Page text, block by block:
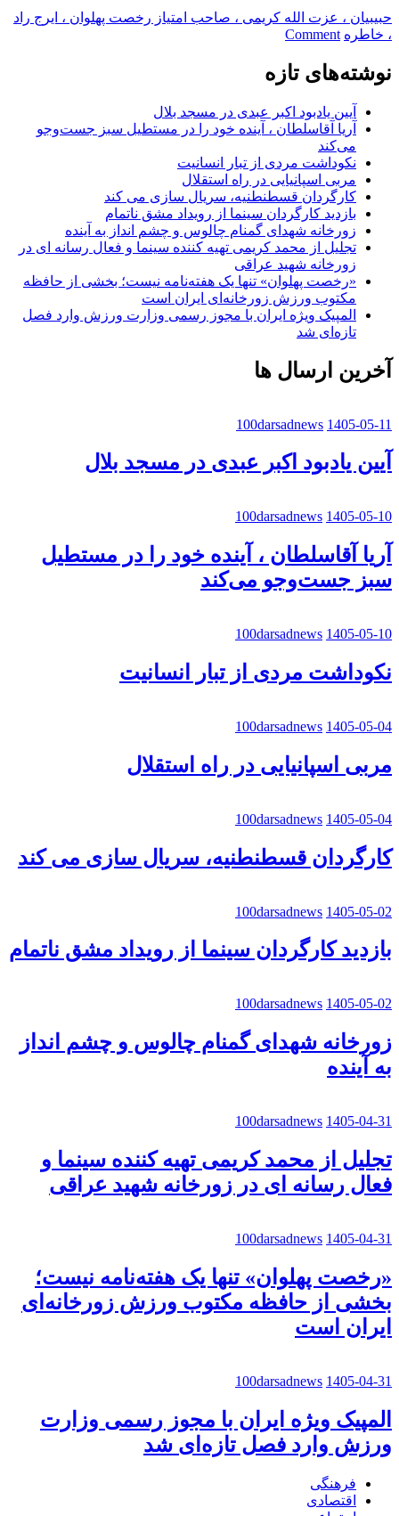
حبیبیان ، عزت الله کریمی ، صاحب امتیاز رخصت پهلوان ، ایرج راد
، خاطره Comment
on
ترک
زبان
در
زمان
به
یاد
پیشکسوتان
باشیم
نوشته‌های تازه
آیین یادبود اکبر عبدی در مسجد بلال
آریا آقاسلطان ، آینده خود را در مستطیل سبز جست‌وجو
می‌کند
نکوداشت مردی از تبار انسانیت
مربی اسپانیایی در راه استقلال
کارگردان قسطنطنیه، سریال سازی می کند
بازدید کارگردان سینما از رویداد مشق ناتمام
زورخانه شهدای گمنام چالوس و چشم انداز به آینده
تجلیل از محمد کریمی تهیه کننده سینما و فعال رسانه ای در
زورخانه شهید عراقی
«رخصت پهلوان» تنها یک هفته‌نامه نیست؛ بخشی از حافظه
مکتوب ورزش زورخانه‌ای ایران است
المپیک ویژه ایران با مجوز رسمی وزارت ورزش وارد فصل
تازه‌ای شد
آخرین ارسال ها
100darsadnews 1405-05-11
آیین یادبود اکبر عبدی در مسجد بلال
100darsadnews 1405-05-10
آریا آقاسلطان ، آینده خود را در مستطیل
سبز جست‌وجو می‌کند
100darsadnews 1405-05-10
نکوداشت مردی از تبار انسانیت
100darsadnews 1405-05-04
مربی اسپانیایی در راه استقلال
100darsadnews 1405-05-04
کارگردان قسطنطنیه، سریال سازی می کند
100darsadnews 1405-05-02
بازدید کارگردان سینما از رویداد مشق ناتمام
100darsadnews 1405-05-02
زورخانه شهدای گمنام چالوس و چشم انداز
به آینده
100darsadnews 1405-04-31
تجلیل از محمد کریمی تهیه کننده سینما و
فعال رسانه ای در زورخانه شهید عراقی
100darsadnews 1405-04-31
«رخصت پهلوان» تنها یک هفته‌نامه نیست؛
بخشی از حافظه مکتوب ورزش زورخانه‌ای
ایران است
100darsadnews 1405-04-31
المپیک ویژه ایران با مجوز رسمی وزارت
ورزش وارد فصل تازه‌ای شد
فرهنگی
اقتصادی